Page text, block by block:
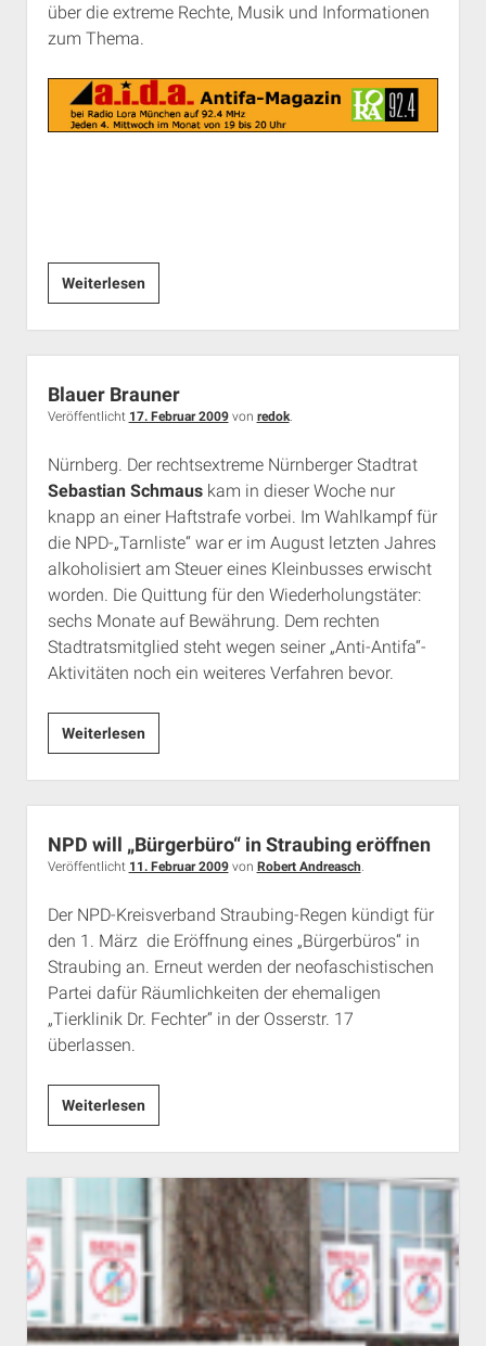
über die extreme Rechte, Musik und Informationen
zum Thema.
WeiterlesenEiskalte
Zeiten?
Das
a.i.d.a.
Antifamagazin
Radio
Lora
München
Blauer Brauner
Veröffentlicht 17. Februar 2009von redok.
Nürnberg. Der rechtsextreme Nürnberger Stadtrat
Sebastian Schmauskam in dieser Woche nur
knapp an einer Haftstrafe vorbei. Im Wahlkampf für
die NPD-„Tarnliste“ war er im August letzten Jahres
alkoholisiert am Steuer eines Kleinbusses erwischt
worden. Die Quittung für den Wiederholungstäter:
sechs Monate auf Bewährung. Dem rechten
Stadtratsmitglied steht wegen seiner „Anti-Antifa“-
Aktivitäten noch ein weiteres Verfahren bevor.
WeiterlesenBlauer
Brauner
NPD will „Bürgerbüro“ in Straubing eröffnen
Veröffentlicht 11. Februar 2009von Robert Andreasch.
Der NPD-Kreisverband Straubing-Regen kündigt für
den 1. März die Eröffnung eines „Bürgerbüros“ in
Straubing an. Erneut werden der neofaschistischen
Partei dafür Räumlichkeiten der ehemaligen
„Tierklinik Dr. Fechter“ in der Osserstr. 17
überlassen.
WeiterlesenNPD
will
„Bürgerbüro“
in
Straubing
eröffnen